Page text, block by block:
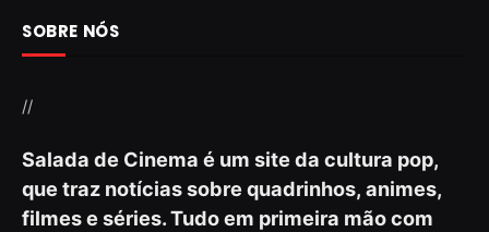
SOBRE NÓS
//
Salada de Cinema é um site da cultura pop,
que traz notícias sobre quadrinhos, animes,
filmes e séries. Tudo em primeira mão com